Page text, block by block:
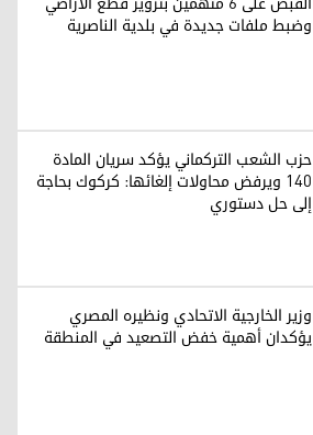
وضبط ملفات جديدة في بلدية الناصرية
حزب الشعب التركماني يؤكد سريان المادة
140 ويرفض محاولات إلغائها: كركوك بحاجة
إلى حل دستوري
وزير الخارجية الاتحادي ونظيره المصري
يؤكدان أهمية خفض التصعيد في المنطقة